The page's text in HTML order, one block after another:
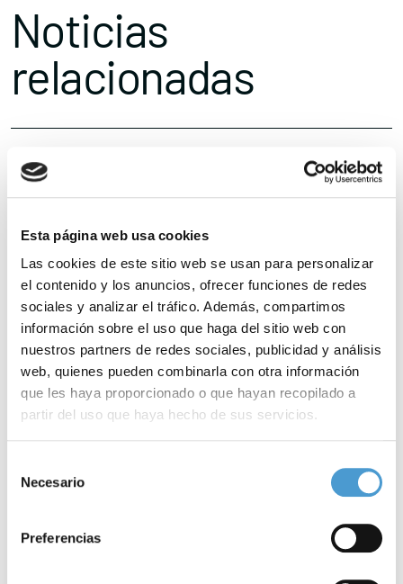
Esta página web usa cookies
Las cookies de este sitio web se usan para personalizar
el contenido y los anuncios, ofrecer funciones de redes
sociales y analizar el tráfico. Además, compartimos
información sobre el uso que haga del sitio web con
nuestros partners de redes sociales, publicidad y análisis
web, quienes pueden combinarla con otra información
que les haya proporcionado o que hayan recopilado a
partir del uso que haya hecho de sus servicios.
de cookies
Necesario
Preferencias
Noticias
relacionadas
Recomendaciones para el tratamiento de...